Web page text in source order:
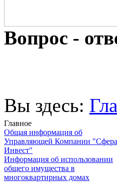
Вопрос -
Вы здесь:
Главное
Общая информация об
Управляющей Компании
Инвест"
Информация об использовании
общего имущества в
многоквартирных домах